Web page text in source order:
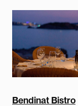
Bendinat Bistro